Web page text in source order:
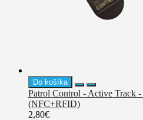
Do košíka
Patrol Control - Active Track
(NFC+RFID)
2,80€